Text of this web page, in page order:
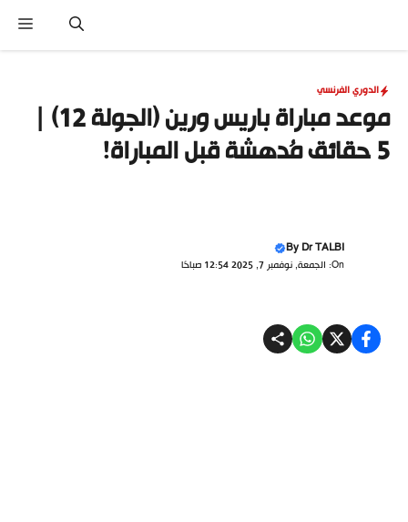
المحتوى
الدوري الفرنسي
موعد مباراة باريس ورين (الجولة 12) |
5 حقائق مُدهشة قبل المباراة!
ByDr TALBI
On: الجمعة, نوفمبر 7, 2025 12:54 صباحًا